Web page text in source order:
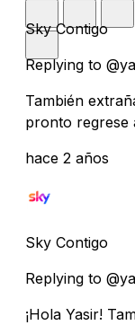
Sky Contigo
Replying to
También
pronto regrese
hace 2 años
Sky Contigo
Replying to
¡Hola Yasir!